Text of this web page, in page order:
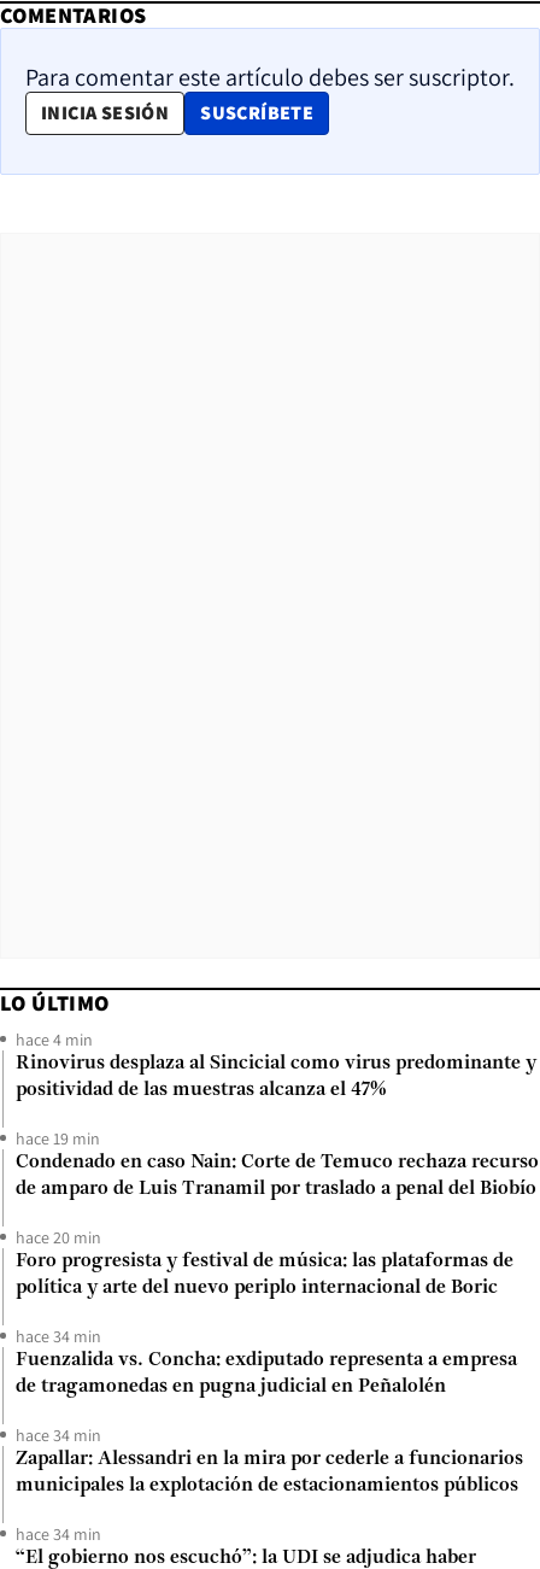
COMENTARIOS
Para comentar este artículo debes ser suscriptor.
INICIA SESIÓN SUSCRÍBETE
OPENS IN NEW WINDOW
LO ÚLTIMO
hace 4 min
Rinovirus desplaza al Sincicial como virus predominante y
positividad de las muestras alcanza el 47%
hace 19 min
Condenado en caso Nain: Corte de Temuco rechaza recurso
de amparo de Luis Tranamil por traslado a penal del Biobío
hace 20 min
Foro progresista y festival de música: las plataformas de
política y arte del nuevo periplo internacional de Boric
hace 34 min
Fuenzalida vs. Concha: exdiputado representa a empresa
de tragamonedas en pugna judicial en Peñalolén
hace 34 min
Zapallar: Alessandri en la mira por cederle a funcionarios
municipales la explotación de estacionamientos públicos
hace 34 min
“El gobierno nos escuchó”: la UDI se adjudica haber